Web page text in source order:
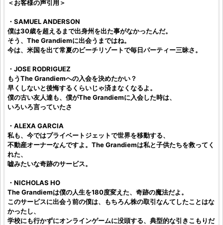
＜お客様の声引用＞
・SAMUEL ANDERSON
僕は30歳を超えるまで出身州を出た事がなかったんだ。
そう、 The Grandiemに出会うまではね。
今は、米国を出て常夏のビーチリゾートで毎日パーティー三昧さ。
・JOSE RODRIGUEZ
もうThe Grandiemへの入会を決めたかい？
早くしないと後悔するくらいじゃ済まなくなるよ。
僕の古い友人達も、僕がThe Grandiemに入会した時は、
いろいろ言っていたさ
・ALEXA GARCIA
私も、今ではプライベートジェットで世界を移動する、
不動産オーナーなんですよ。 The Grandiemは私と子供たちを救ってく
れた、
嘘みたいな奇跡のサービス。
・NICHOLAS HO
The Grandiemは僕の人生を180度変えた、奇跡の魔法だよ。
このサービスに出会う前の僕は、もちろん株の取引なんてしたことはな
かったし、
学校にも行かずにオンラインゲームに没頭する、典型的な引きこもりだ